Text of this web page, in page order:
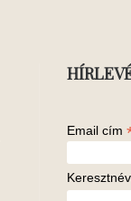
Email cím
Keresztnév